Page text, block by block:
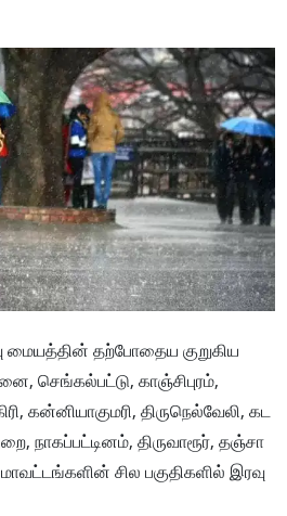
தற்போதைய குறுகிய
செங்கல்பட்டு, காஞ்சிபுரம்,
கன்னியாகுமரி, திருநெல்வேலி, கட
நாகப்பட்டினம், திருவாரூர், தஞ்சா
சில பகுதிகளில் இரவு